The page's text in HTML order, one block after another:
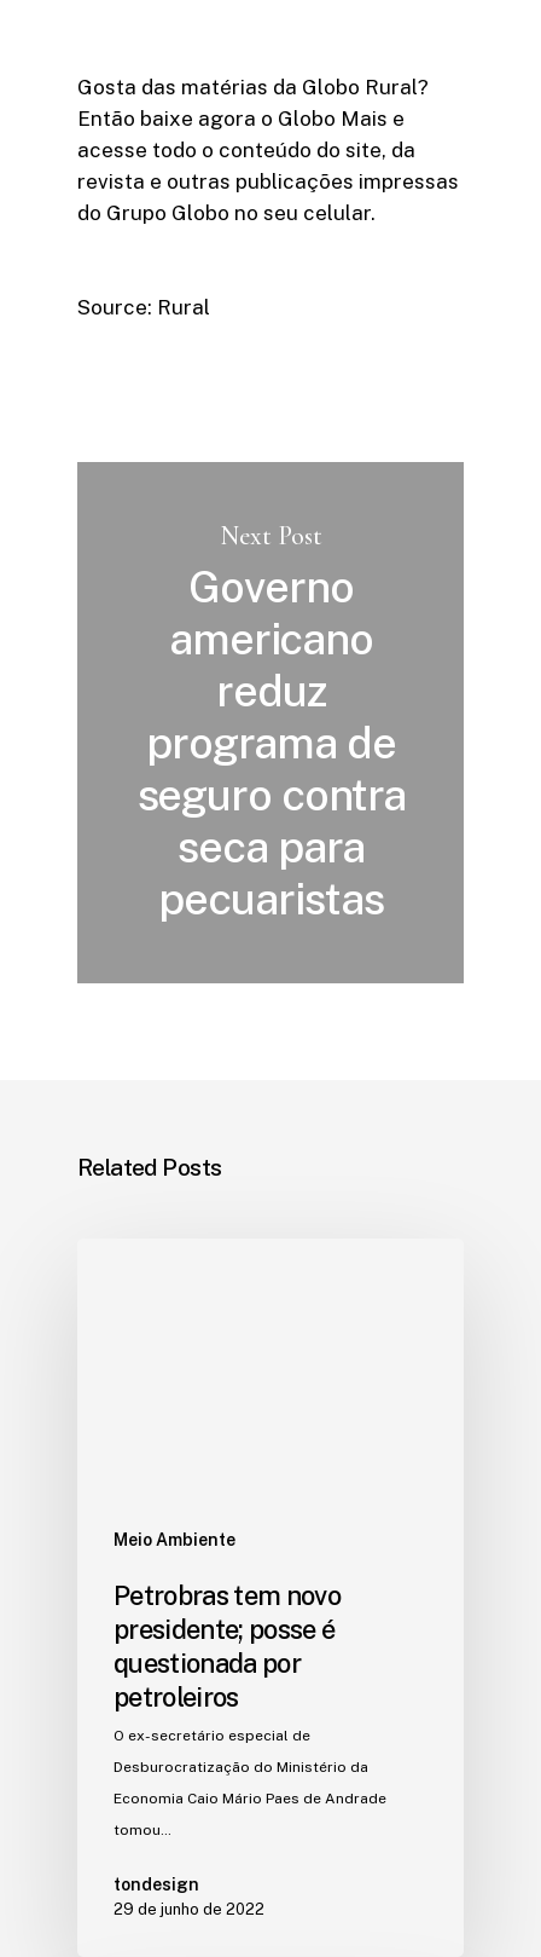
Gosta das matérias da Globo Rural?
Então baixe agora o Globo Mais e
acesse todo o conteúdo do site, da
revista e outras publicações impressas
do Grupo Globo no seu celular.
Source: Rural
Next Post
Governo
americano
reduz
programa de
seguro contra
seca para
pecuaristas
Related Posts
Meio Ambiente
Petrobras tem novo
presidente; posse é
questionada por
petroleiros
O ex-secretário especial de
Desburocratização do Ministério da
Economia Caio Mário Paes de Andrade
tomou…
tondesign
29 de junho de 2022